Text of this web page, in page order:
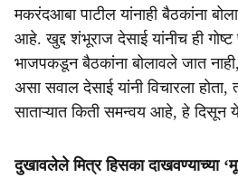
मकरंदआबा पाटील यांनाही बैठकांना
आहे. खुद्द शंभूराज देसाई यांनीच ही
भाजपकडून बैठकांना बोलावले जात
असा सवाल देसाई यांनी विचारला होता,
साताऱ्यात किती समन्वय आहे, हे दिसून
दुखावलेले मित्र हिसका दाखवण्याच्या